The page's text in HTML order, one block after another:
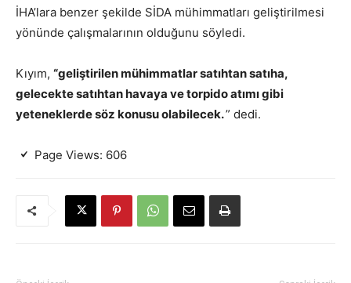
İHA’lara benzer şekilde SİDA mühimmatları geliştirilmesi
yönünde çalışmalarının olduğunu söyledi.
Kıyım, “geliştirilen mühimmatlar satıhtan satıha,
gelecekte satıhtan havaya ve torpido atımı gibi
yeteneklerde söz konusu olabilecek.” dedi.
Page Views: 606